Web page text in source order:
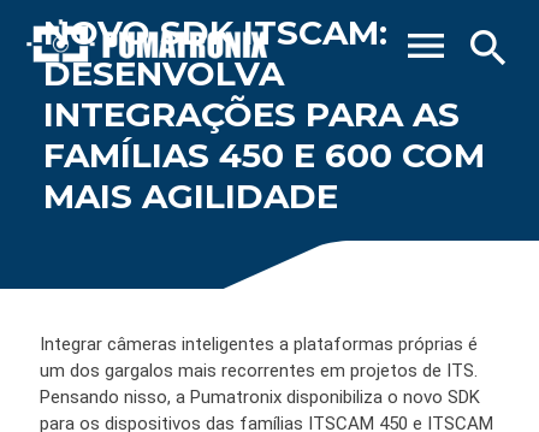
search
menu
NOVO SDK ITSCAM:
DESENVOLVA
INTEGRAÇÕES PARA AS
FAMÍLIAS 450 E 600 COM
MAIS AGILIDADE
Integrar câmeras inteligentes a plataformas próprias é
um dos gargalos mais recorrentes em projetos de ITS.
Pensando nisso, a Pumatronix disponibiliza o novo SDK
para os dispositivos das famílias ITSCAM 450 e ITSCAM